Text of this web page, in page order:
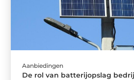
Aanbiedingen
De rol van batterijopslag